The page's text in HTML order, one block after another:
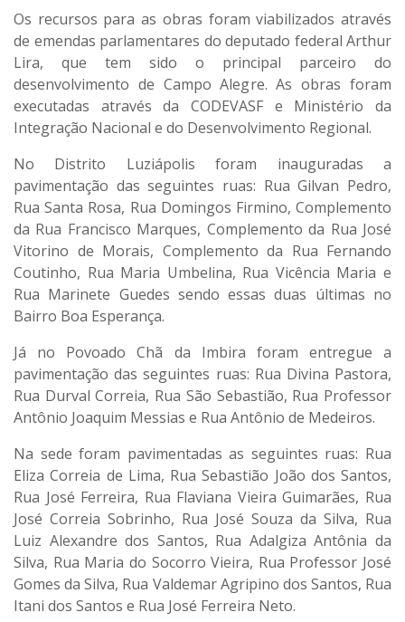
Os recursos para as obras foram viabilizados através
de emendas parlamentares do deputado federal Arthur
Lira, que tem sido o principal parceiro do
desenvolvimento de Campo Alegre. As obras foram
executadas através da CODEVASF e Ministério da
Integração Nacional e do Desenvolvimento Regional.
No Distrito Luziápolis foram inauguradas a
pavimentação das seguintes ruas: Rua Gilvan Pedro,
Rua Santa Rosa, Rua Domingos Firmino, Complemento
da Rua Francisco Marques, Complemento da Rua José
Vitorino de Morais, Complemento da Rua Fernando
Coutinho, Rua Maria Umbelina, Rua Vicência Maria e
Rua Marinete Guedes sendo essas duas últimas no
Bairro Boa Esperança.
Já no Povoado Chã da Imbira foram entregue a
pavimentação das seguintes ruas: Rua Divina Pastora,
Rua Durval Correia, Rua São Sebastião, Rua Professor
Antônio Joaquim Messias e Rua Antônio de Medeiros.
Na sede foram pavimentadas as seguintes ruas: Rua
Eliza Correia de Lima, Rua Sebastião João dos Santos,
Rua José Ferreira, Rua Flaviana Vieira Guimarães, Rua
José Correia Sobrinho, Rua José Souza da Silva, Rua
Luiz Alexandre dos Santos, Rua Adalgiza Antônia da
Silva, Rua Maria do Socorro Vieira, Rua Professor José
Gomes da Silva, Rua Valdemar Agripino dos Santos, Rua
Itani dos Santos e Rua José Ferreira Neto.